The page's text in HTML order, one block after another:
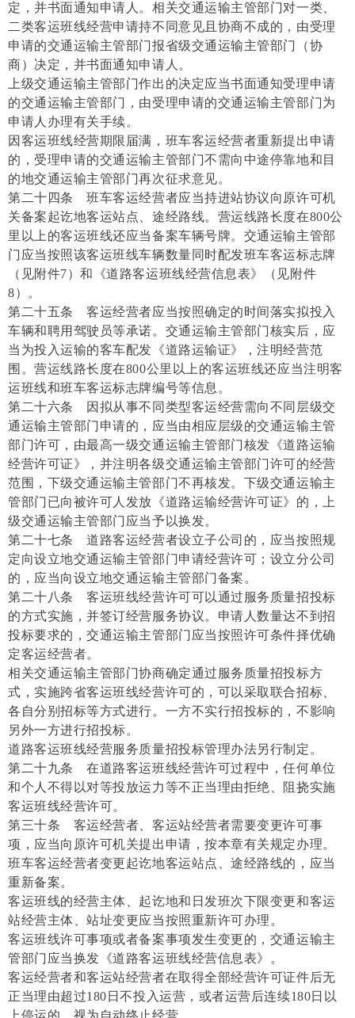
定，并书面通知申请人。相关交通运输主管部门对一类、
二类客运班线经营申请持不同意见且协商不成的，由受理
申请的交通运输主管部门报省级交通运输主管部门（协
商）决定，并书面通知申请人。
上级交通运输主管部门作出的决定应当书面通知受理申请
的交通运输主管部门，由受理申请的交通运输主管部门为
申请人办理有关手续。
因客运班线经营期限届满，班车客运经营者重新提出申请
的，受理申请的交通运输主管部门不需向中途停靠地和目
的地交通运输主管部门再次征求意见。
第二十四条 班车客运经营者应当持进站协议向原许可机
关备案起讫地客运站点、途经路线。营运线路长度在800公
里以上的客运班线还应当备案车辆号牌。交通运输主管部
门应当按照该客运班线车辆数量同时配发班车客运标志牌
（见附件7）和《道路客运班线经营信息表》（见附件
8）。
第二十五条 客运经营者应当按照确定的时间落实拟投入
车辆和聘用驾驶员等承诺。交通运输主管部门核实后，应
当为投入运输的客车配发《道路运输证》，注明经营范
围。营运线路长度在800公里以上的客运班线还应当注明客
运班线和班车客运标志牌编号等信息。
第二十六条 因拟从事不同类型客运经营需向不同层级交
通运输主管部门申请的，应当由相应层级的交通运输主管
部门许可，由最高一级交通运输主管部门核发《道路运输
经营许可证》，并注明各级交通运输主管部门许可的经营
范围，下级交通运输主管部门不再核发。下级交通运输主
管部门已向被许可人发放《道路运输经营许可证》的，上
级交通运输主管部门应当予以换发。
第二十七条 道路客运经营者设立子公司的，应当按照规
定向设立地交通运输主管部门申请经营许可；设立分公司
的，应当向设立地交通运输主管部门备案。
第二十八条 客运班线经营许可可以通过服务质量招投标
的方式实施，并签订经营服务协议。申请人数量达不到招
投标要求的，交通运输主管部门应当按照许可条件择优确
定客运经营者。
相关交通运输主管部门协商确定通过服务质量招投标方
式，实施跨省客运班线经营许可的，可以采取联合招标、
各自分别招标等方式进行。一方不实行招投标的，不影响
另外一方进行招投标。
道路客运班线经营服务质量招投标管理办法另行制定。
第二十九条 在道路客运班线经营许可过程中，任何单位
和个人不得以对等投放运力等不正当理由拒绝、阻挠实施
客运班线经营许可。
第三十条 客运经营者、客运站经营者需要变更许可事
项，应当向原许可机关提出申请，按本章有关规定办理。
班车客运经营者变更起讫地客运站点、途经路线的，应当
重新备案。
客运班线的经营主体、起讫地和日发班次下限变更和客运
站经营主体、站址变更应当按照重新许可办理。
客运班线许可事项或者备案事项发生变更的，交通运输主
管部门应当换发《道路客运班线经营信息表》。
客运经营者和客运站经营者在取得全部经营许可证件后无
正当理由超过180日不投入运营，或者运营后连续180日以
上停运的，视为自动终止经营。